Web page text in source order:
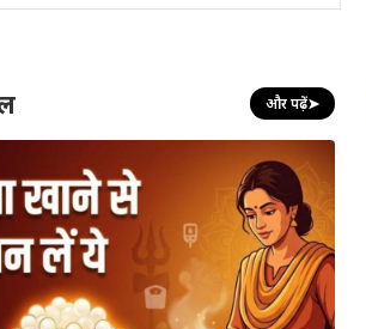
और पढ़ें➤